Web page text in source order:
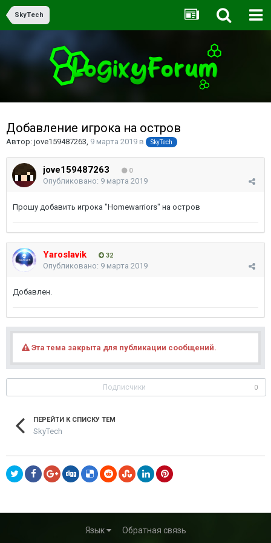
SkyTech
Добавление игрока на остров
Автор: jove159487263, 9 марта 2019 в SkyTech
jove159487263 0
Опубликовано: 9 марта 2019
Прошу добавить игрока "Homewarriors" на остров
Yaroslavik 32
Опубликовано: 9 марта 2019
Добавлен.
Эта тема закрыта для публикации сообщений.
Подписчики 0
ПЕРЕЙТИ К СПИСКУ ТЕМ
SkyTech
Язык Обратная связь